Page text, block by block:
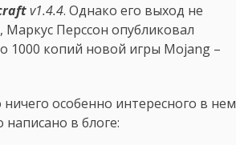
v1.4.4. Однако его выход не
Перссон опубликовал
1000 копий новой игры Mojang –
особенно интересного в нем
написано в блоге: